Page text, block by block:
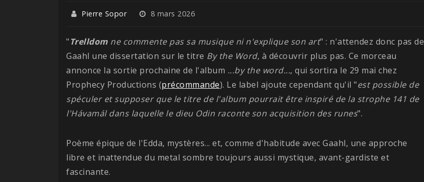
Pierre Sopor 8 mars 2026
" Trelldom ne commente pas sa musique ni n'explique son art" : n'attendez donc pas de
Gaahl une dissertation sur le titre By the Word, à découvrir plus pas. Ce morceau
annonce la sortie prochaine de l'album ...by the word..., qui sortira le 29 mai chez
Prophecy Productions (précommande). Le label ajoute cependant qu'il "est possible de
spéculer et supposer que le titre de l'album pourrait être inspiré de la strophe 141 de
l'Hávamál dans laquelle le dieu Odin raconte son acquisition des runes".
Poème épique de l'Edda, mystères... et, comme d'habitude avec Gaahl, une approche
libre et inattendue du metal sombre toujours aussi mystique, avant-gardiste et
fascinante.